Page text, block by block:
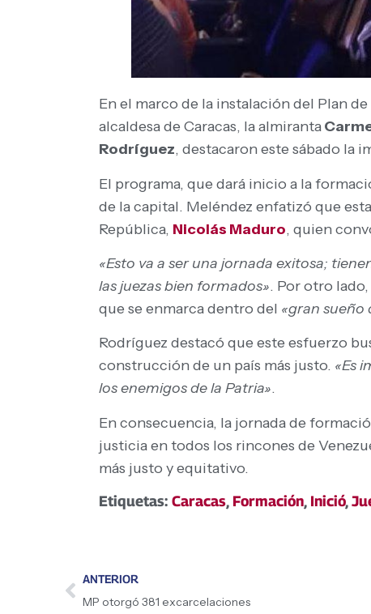
En el marco de la instalación del Plan
alcaldesa de Caracas, la almiranta
Rodríguez, destacaron este sábado la
El programa, que dará inicio a la
de la capital. Meléndez enfatizó que
República, Nicolás Maduro, quien
«Esto va a ser una jornada exitosa;
las juezas bien formados». Por otro
que se enmarca dentro del «gran sueño
Rodríguez destacó que este esfuerzo
construcción de un país más justo. «Es
los enemigos de la Patria».
En consecuencia, la jornada de
justicia en todos los rincones de
más justo y equitativo.
Etiquetas: Caracas, Formación, Inició,
ANTERIOR
MP otorgó 381 excarcelaciones